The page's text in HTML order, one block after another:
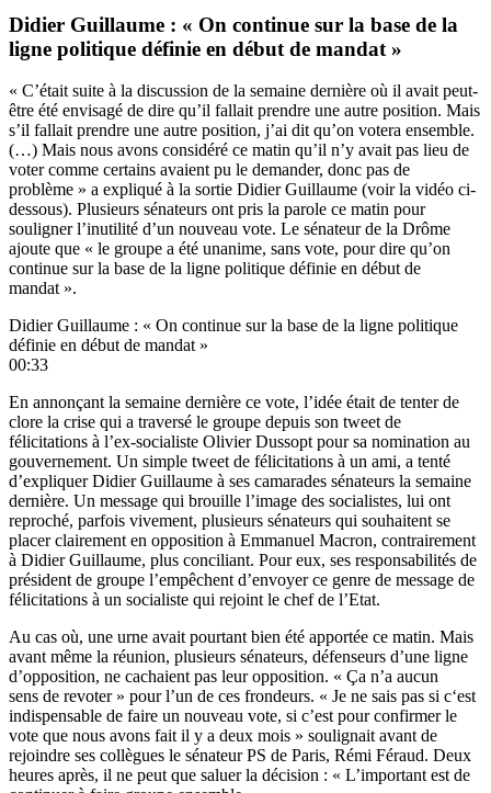
Didier Guillaume : « On continue sur la base de la
ligne politique définie en début de mandat »
« C’était suite à la discussion de la semaine dernière où il avait peut-
être été envisagé de dire qu’il fallait prendre une autre position. Mais
s’il fallait prendre une autre position, j’ai dit qu’on votera ensemble.
(…) Mais nous avons considéré ce matin qu’il n’y avait pas lieu de
voter comme certains avaient pu le demander, donc pas de
problème » a expliqué à la sortie Didier Guillaume (voir la vidéo ci-
dessous). Plusieurs sénateurs ont pris la parole ce matin pour
souligner l’inutilité d’un nouveau vote. Le sénateur de la Drôme
ajoute que « le groupe a été unanime, sans vote, pour dire qu’on
continue sur la base de la ligne politique définie en début de
mandat ».
Didier Guillaume : « On continue sur la base de la ligne politique
définie en début de mandat »
00:33
En annonçant la semaine dernière ce vote, l’idée était de tenter de
clore la crise qui a traversé le groupe depuis son tweet de
félicitations à l’ex-socialiste Olivier Dussopt pour sa nomination au
gouvernement. Un simple tweet de félicitations à un ami, a tenté
d’expliquer Didier Guillaume à ses camarades sénateurs la semaine
dernière. Un message qui brouille l’image des socialistes, lui ont
reproché, parfois vivement, plusieurs sénateurs qui souhaitent se
placer clairement en opposition à Emmanuel Macron, contrairement
à Didier Guillaume, plus conciliant. Pour eux, ses responsabilités de
président de groupe l’empêchent d’envoyer ce genre de message de
félicitations à un socialiste qui rejoint le chef de l’Etat.
Au cas où, une urne avait pourtant bien été apportée ce matin. Mais
avant même la réunion, plusieurs sénateurs, défenseurs d’une ligne
d’opposition, ne cachaient pas leur opposition. « Ça n’a aucun
sens de revoter » pour l’un de ces frondeurs. « Je ne sais pas si c‘est
indispensable de faire un nouveau vote, si c’est pour confirmer le
vote que nous avons fait il y a deux mois » soulignait avant de
rejoindre ses collègues le sénateur PS de Paris, Rémi Féraud. Deux
heures après, il ne peut que saluer la décision : « L’important est de